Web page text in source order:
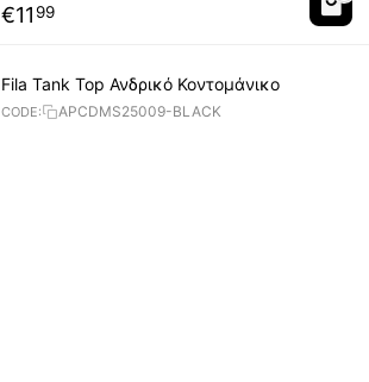
€11 99
Fila Tank Top Ανδρικό Κοντομάνικο
CODE: APCDMS25009-BLACK